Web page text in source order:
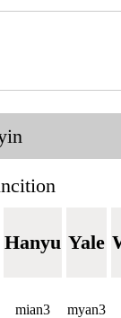
Hanyu Yale
mian3
myan3